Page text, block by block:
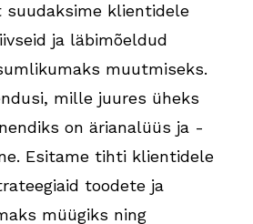
suudaksime klientidele
ja läbimõeldud
muutmiseks.
mille juures üheks
on ärianalüüs ja -
Esitame tihti klientidele
toodete ja
müügiks ning